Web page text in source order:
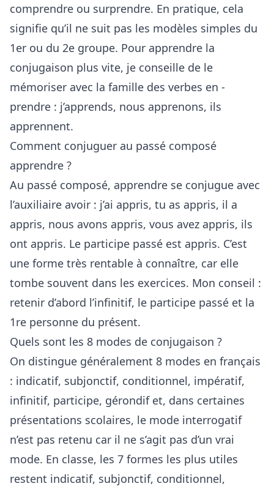
comprendre ou surprendre. En pratique, cela
signifie qu’il ne suit pas les modèles simples du
1er ou du 2e groupe. Pour apprendre la
conjugaison plus vite, je conseille de le
mémoriser avec la famille des verbes en -
prendre : j’apprends, nous apprenons, ils
apprennent.
Comment conjuguer au passé composé
apprendre ?
Au passé composé, apprendre se conjugue avec
l’auxiliaire avoir : j’ai appris, tu as appris, il a
appris, nous avons appris, vous avez appris, ils
ont appris. Le participe passé est appris. C’est
une forme très rentable à connaître, car elle
tombe souvent dans les exercices. Mon conseil :
retenir d’abord l’infinitif, le participe passé et la
1re personne du présent.
Quels sont les 8 modes de conjugaison ?
On distingue généralement 8 modes en français
: indicatif, subjonctif, conditionnel, impératif,
infinitif, participe, gérondif et, dans certaines
présentations scolaires, le mode interrogatif
n’est pas retenu car il ne s’agit pas d’un vrai
mode. En classe, les 7 formes les plus utiles
restent indicatif, subjonctif, conditionnel,